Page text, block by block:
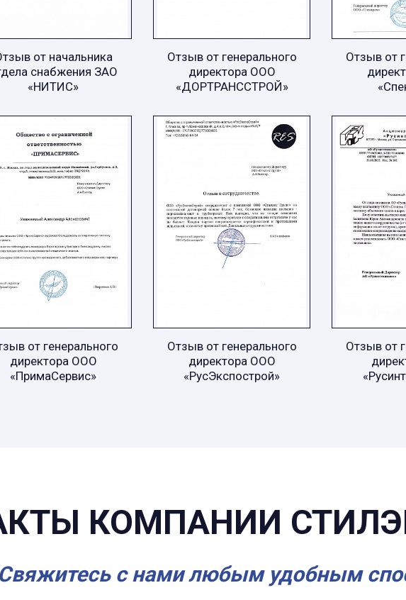
от начальника
снабжения ЗАО
«НИТИС»
Отзыв от генерального
директора ООО
«ДОРТРАНССТРОЙ»
Отзыв от
от генерального
директора ООО
«ПримаСервис»
Отзыв от генерального
директора ООО
«РусЭкспострой»
Отзыв от
КОМПАНИИ
Свяжитесь с нами любым удобным